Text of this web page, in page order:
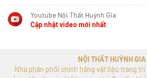
Youtube Nội Thất Huỳnh Gia
Cập nhật video mới nhất
NỘI THẤT HUỲNH GIA
Nhà phân phối chính hãng vật liệu trang